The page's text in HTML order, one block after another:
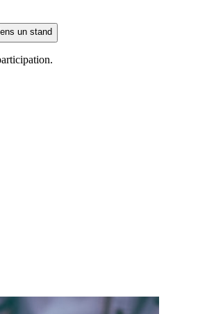
un stand